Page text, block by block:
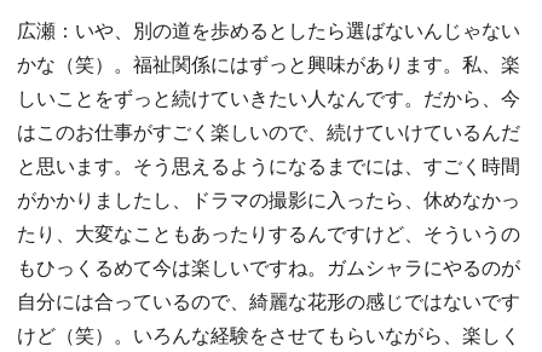
広瀬：いや、別の道を歩めるとしたら選ばないんじゃない
かな（笑）。福祉関係にはずっと興味があります。私、楽
しいことをずっと続けていきたい人なんです。だから、今
はこのお仕事がすごく楽しいので、続けていけているんだ
と思います。そう思えるようになるまでには、すごく時間
がかかりましたし、ドラマの撮影に入ったら、休めなかっ
たり、大変なこともあったりするんですけど、そういうの
もひっくるめて今は楽しいですね。ガムシャラにやるのが
自分には合っているので、綺麗な花形の感じではないです
けど（笑）。いろんな経験をさせてもらいながら、楽しく